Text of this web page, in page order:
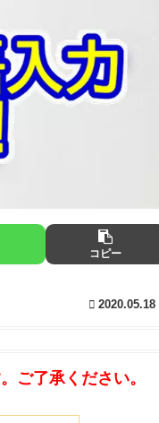
コピー
2020.05.18
ご了承ください。